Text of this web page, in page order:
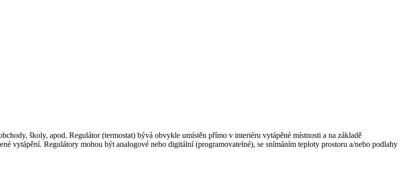
školy, apod. Regulátor (termostat) bývá obvykle umístěn přímo v interiéru vytápěné místnosti a na základě
vytápění. Regulátory mohou být analogové nebo digitální (programovatelné), se snímáním teploty prostoru a/nebo podlahy